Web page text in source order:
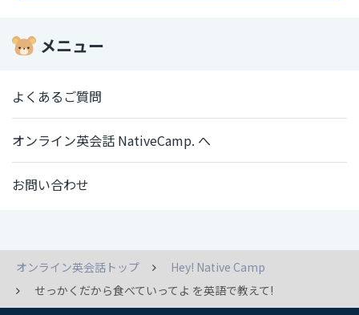
メニュー
よくあるご質問
オンライン英会話 NativeCamp. へ
お問い合わせ
オンライン英会話トップ
Hey! Native Camp
せっかくだから食べていってよ を英語で教えて!